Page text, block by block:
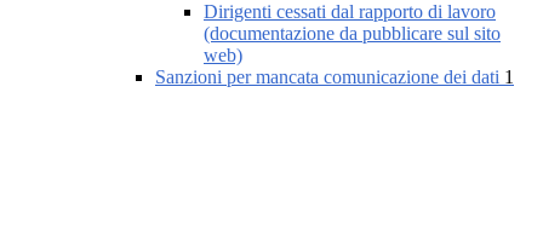
Dirigenti cessati dal rapporto di lavoro
(documentazione da pubblicare sul sito
web)
Sanzioni per mancata comunicazione dei dati 1